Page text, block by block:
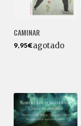
CAMINAR
9,95€agotado